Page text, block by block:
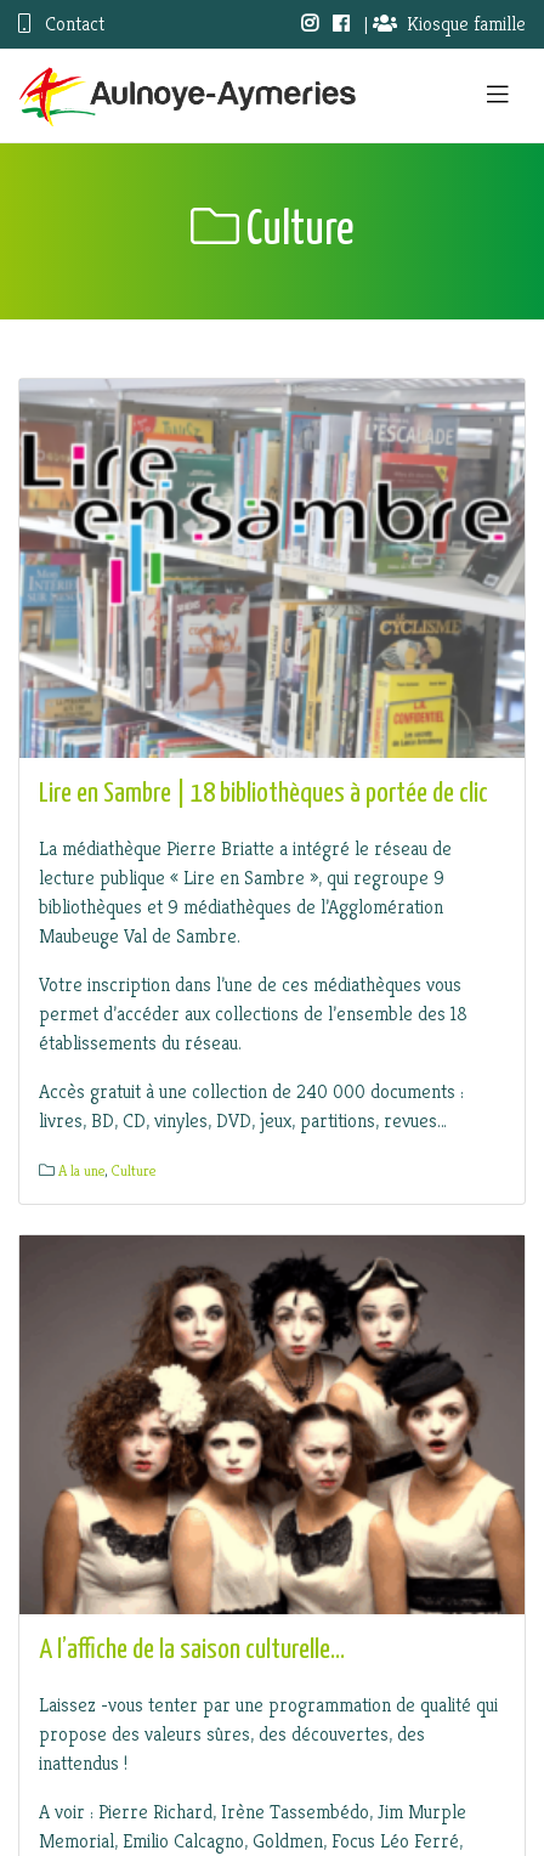
Contact | Kiosque famille
Culture
Lire en Sambre | 18 bibliothèques à portée de clic
La médiathèque Pierre Briatte a intégré le réseau de
lecture publique « Lire en Sambre », qui regroupe 9
bibliothèques et 9 médiathèques de l’Agglomération
Maubeuge Val de Sambre.
Votre inscription dans l’une de ces médiathèques vous
permet d’accéder aux collections de l’ensemble des 18
établissements du réseau.
Accès gratuit à une collection de 240 000 documents :
livres, BD, CD, vinyles, DVD, jeux, partitions, revues…
A la une, Culture
A l’affiche de la saison culturelle…
Laissez -vous tenter par une programmation de qualité qui
propose des valeurs sûres, des découvertes, des
inattendus !
A voir : Pierre Richard, Irène Tassembédo, Jim Murple
Memorial, Emilio Calcagno, Goldmen, Focus Léo Ferré,